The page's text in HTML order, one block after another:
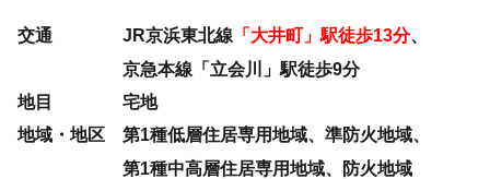
交通 JR京浜東北線 「大井町」駅徒歩13分、
京急本線「立会川」駅徒歩9分
地目 宅地
地域・地区 第1種低層住居専用地域、準防火地域、
第1種中高層住居専用地域、防火地域